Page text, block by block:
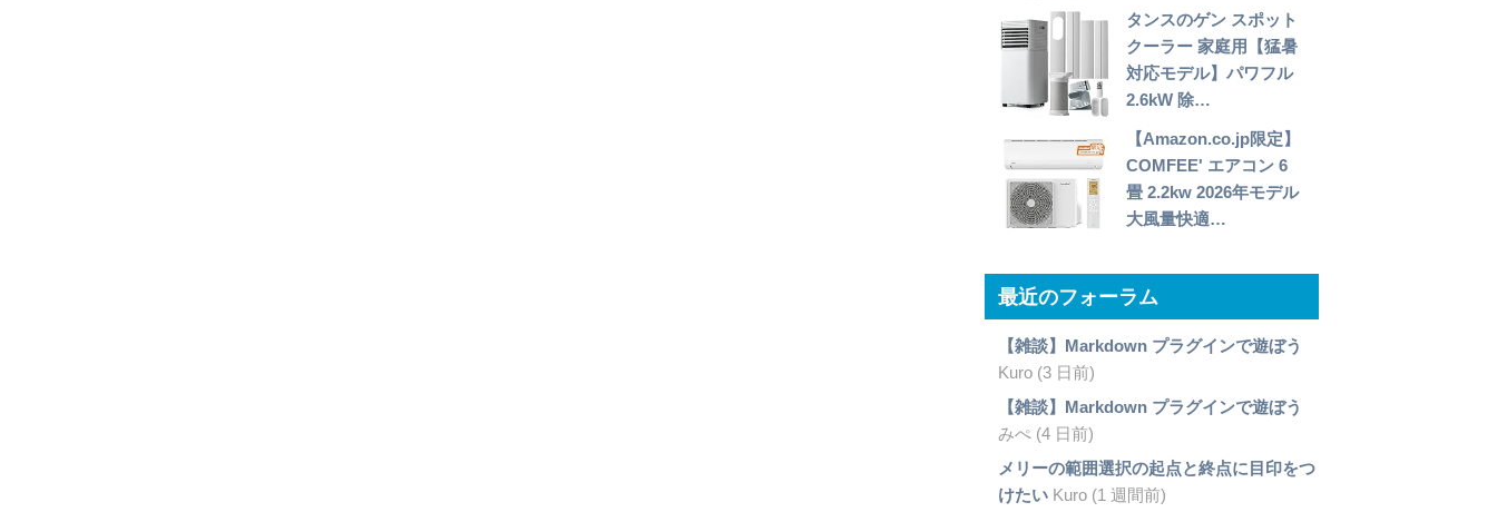
タンスのゲン スポット
クーラー 家庭用【猛暑
対応モデル】パワフル
2.6kW 除…
【Amazon.co.jp限定】
COMFEE' エアコン 6
畳 2.2kw 2026年モデル
大風量快適…
最近のフォーラム
【雑談】Markdown プラグインで遊ぼう
Kuro (3 日前)
【雑談】Markdown プラグインで遊ぼう
みぺ (4 日前)
メリーの範囲選択の起点と終点に目印をつ
けたいKuro (1 週間前)